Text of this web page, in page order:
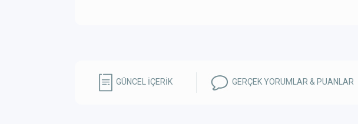
GÜNCEL İÇERİK GERÇEK YORUMLAR & PUANLAR